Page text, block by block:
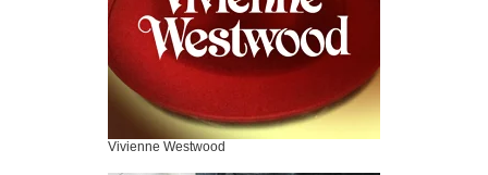
Vivienne Westwood